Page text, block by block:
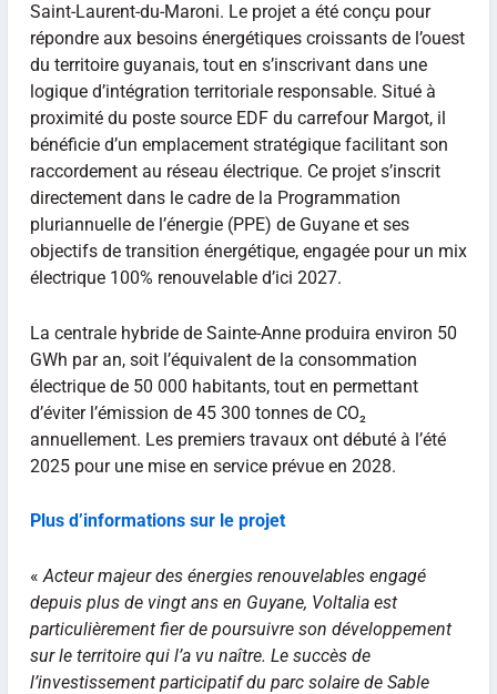
Saint-Laurent-du-Maroni. Le projet a été conçu pour
répondre aux besoins énergétiques croissants de l’ouest
du territoire guyanais, tout en s’inscrivant dans une
logique d’intégration territoriale responsable. Situé à
proximité du poste source EDF du carrefour Margot, il
bénéficie d’un emplacement stratégique facilitant son
raccordement au réseau électrique. Ce projet s’inscrit
directement dans le cadre de la Programmation
pluriannuelle de l’énergie (PPE) de Guyane et ses
objectifs de transition énergétique, engagée pour un mix
électrique 100% renouvelable d’ici 2027.
La centrale hybride de Sainte-Anne produira environ 50
GWh par an, soit l’équivalent de la consommation
électrique de 50 000 habitants, tout en permettant
d’éviter l’émission de 45 300 tonnes de CO₂
annuellement. Les premiers travaux ont débuté à l’été
2025 pour une mise en service prévue en 2028.
Plus d’informations sur le projet
«Acteur majeur des énergies renouvelables engagé
depuis plus de vingt ans en Guyane, Voltalia est
particulièrement fier de poursuivre son développement
sur le territoire qui l’a vu naître. Le succès de
l’investissement participatif du parc solaire de Sable